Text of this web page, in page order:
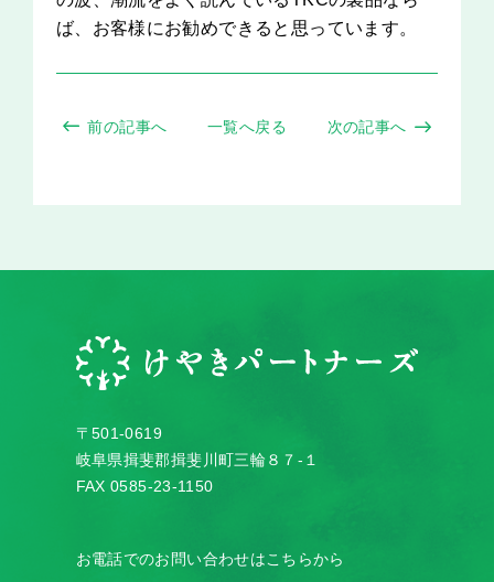
ば、お客様にお勧めできると思っています。
前の記事へ 一覧へ戻る 次の記事へ
〒501-0619
岐阜県揖斐郡揖斐川町三輪８７-１
FAX 0585-23-1150
お電話でのお問い合わせはこちらから